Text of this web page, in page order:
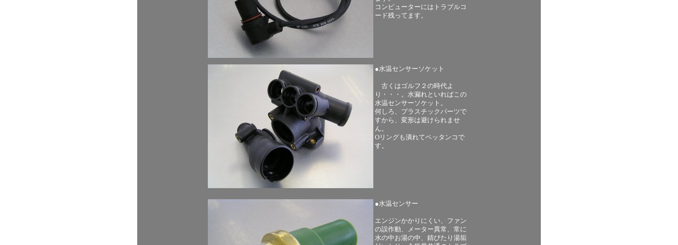
コンピューターにはトラブルコ
ード残ってます。
●水温センサーソケット
古くはゴルフ２の時代よ
り・・・。水漏れといればこの
水温センサーソケット。
何しろ、プラスチックパーツで
すから、変形は避けられませ
ん。
Oリングも潰れてペッタンコで
す。
●水温センサー
エンジンかかりにくい、ファン
の誤作動、メーター異常、常に
水の中お湯の中、錆びたり湯垢